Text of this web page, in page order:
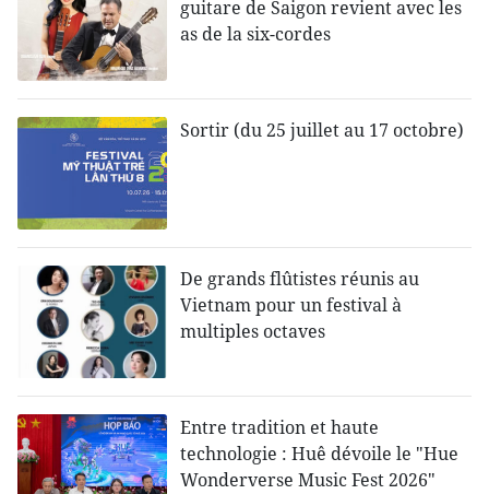
guitare de Saigon revient avec les
as de la six-cordes
Sortir (du 25 juillet au 17 octobre)
De grands flûtistes réunis au
Vietnam pour un festival à
multiples octaves
Entre tradition et haute
technologie : Huê dévoile le "Hue
Wonderverse Music Fest 2026"